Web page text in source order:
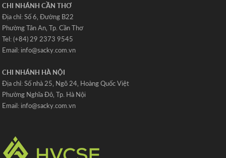
CHI NHÁNH CẦN THƠ
Địa chỉ: Số 6‚ Đường B22
Phường Tân An‚ Tp. Cần Thơ
Tel: (+84) 29 2373 9545
Email: info@sacky.com.vn
CHI NHÁNH HÀ NỘI
Địa chỉ: Số nhà 25‚ Ngõ 24‚ Hoàng Quốc Việt
Phường Nghĩa Đô‚ Tp. Hà Nội
Email: info@sacky.com.vn